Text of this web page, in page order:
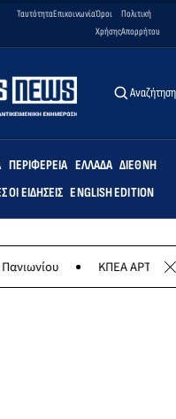
ΤαυτότηταΕπικοινωνίαΌροι
Χρήσης
Πολιτική
Απορρήτου
Αναζήτηση
ΠΕΡΙΦΈΡΕΙΑ ΕΛΛΆΔΑ ΔΙΕΘΝΉ
ΟΙ ΕΙΔΉΣΕΙΣ ENGLISH EDITION
ΚΠΕΑ ΑΡΤΕΜΙΣ: Το